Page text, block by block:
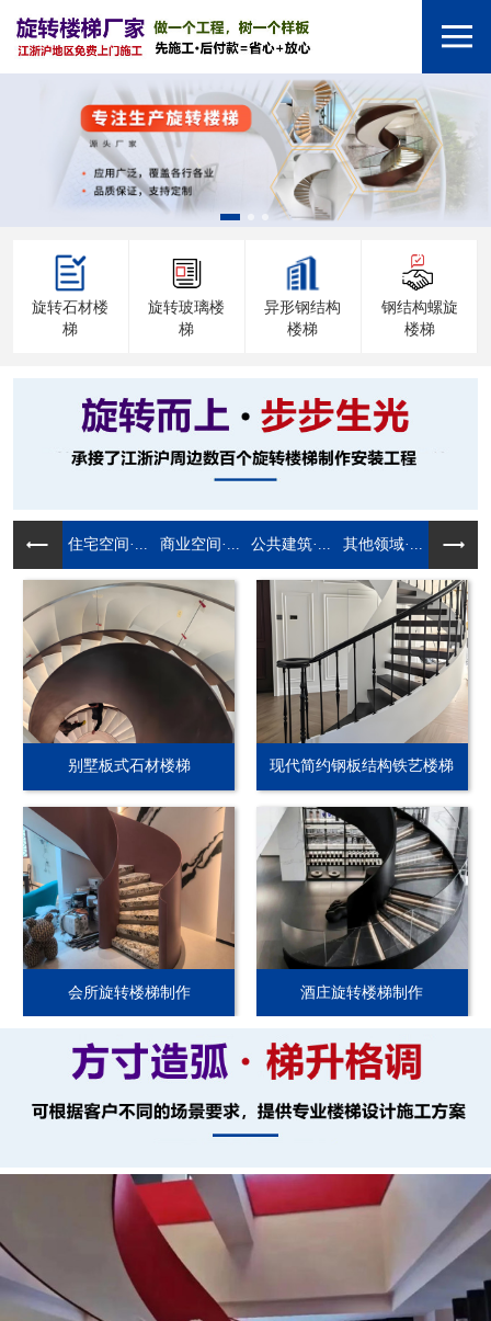
旋转石材楼
梯
旋转玻璃楼
梯
异形钢结构
楼梯
钢结构螺旋
楼梯
住宅空间·... 商业空间·... 公共建筑·... 其他领域·...
别墅板式石材楼梯 现代简约钢板结构铁艺楼梯
会所旋转楼梯制作 酒庄旋转楼梯制作